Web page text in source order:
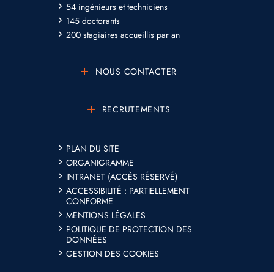
54 ingénieurs et techniciens
145 doctorants
200 stagiaires accueillis par an
NOUS CONTACTER
RECRUTEMENTS
PLAN DU SITE
ORGANIGRAMME
INTRANET (ACCÈS RÉSERVÉ)
ACCESSIBILITÉ : PARTIELLEMENT
CONFORME
MENTIONS LÉGALES
POLITIQUE DE PROTECTION DES
DONNÉES
GESTION DES COOKIES